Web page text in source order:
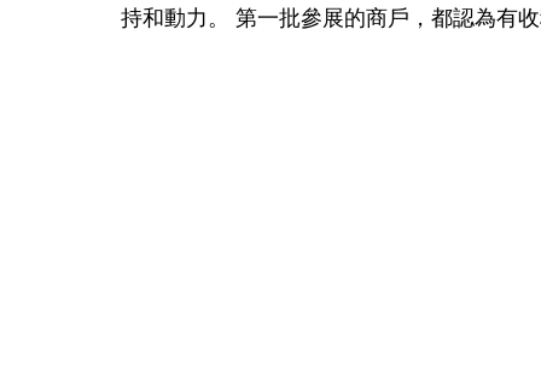
持和動力。 第一批參展的商戶，都認為有